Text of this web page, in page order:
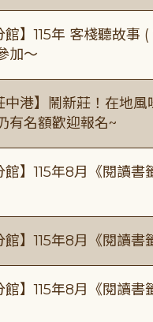
館】115年 客棧聽故
加～
中港】鬧新莊！在地
有名額歡迎報名~
館】115年8月《閱讀
館】115年8月《閱讀
館】115年8月《閱讀